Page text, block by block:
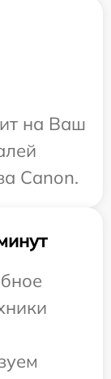
на Ваш
Canon.